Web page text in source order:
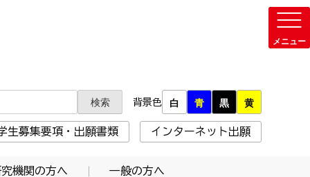
背景色 白 青 黒 黄
生募集要項・出願書類 インターネット出願
機関の方へ 一般の方へ